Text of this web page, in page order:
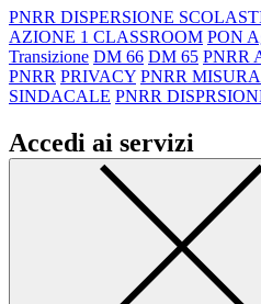
PNRR DISPERSIONE
AZIONE 1 CLASSROOM PON
Transizione DM 66 DM 65 PNRR
PNRR PRIVACY PNRR
SINDACALE PNRR
Accedi ai servizi